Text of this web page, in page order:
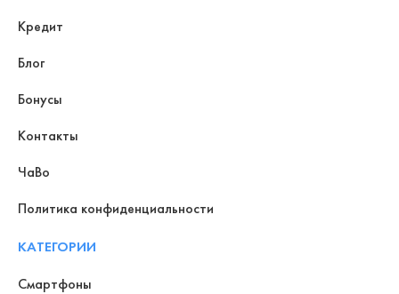
Кредит
Блог
Бонусы
Контакты
ЧаВо
Политика конфиденциальности
КАТЕГОРИИ
Смартфоны